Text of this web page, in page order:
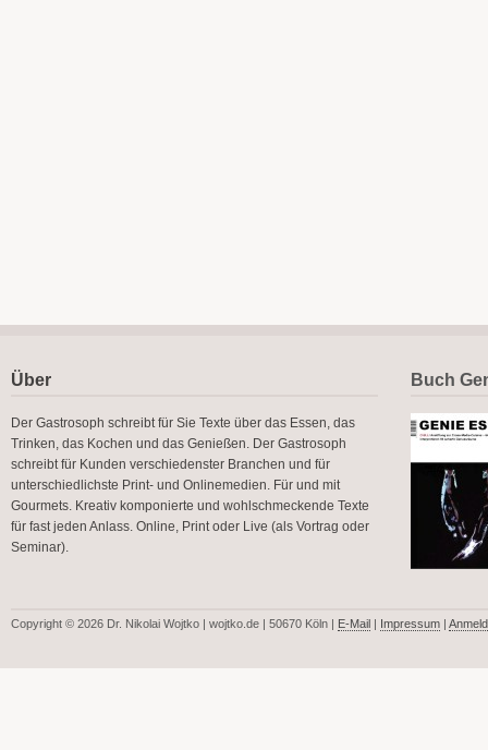
Über
Der Gastrosoph schreibt für Sie Texte über das Essen, das
Trinken, das Kochen und das Genießen. Der Gastrosoph
schreibt für Kunden verschiedenster Branchen und für
unterschiedlichste Print- und Onlinemedien. Für und mit
Gourmets. Kreativ komponierte und wohlschmeckende Texte
für fast jeden Anlass. Online, Print oder Live (als Vortrag oder
Seminar).
Buch
Copyright © 2026 Dr. Nikolai Wojtko | wojtko.de | 50670 Köln | E-Mail | Impressum |